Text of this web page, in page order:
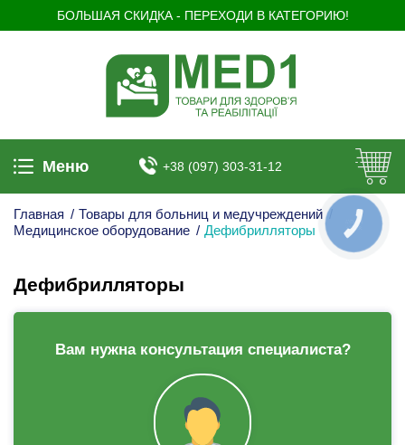
БОЛЬШАЯ СКИДКА - ПЕРЕХОДИ В КАТЕГОРИЮ!
Меню +38 (097) 303-31-12
Главная / Товары для больниц и медучреждений /
Медицинское оборудование / Дефибрилляторы
Дефибрилляторы
Вам нужна консультация специалиста?
КНОПКА
ЗВ'ЯЗКУ